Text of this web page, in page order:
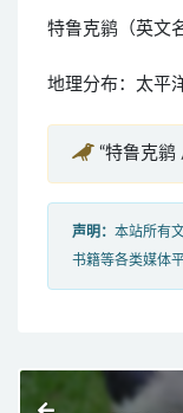
特鲁克鹟（英文
地理分布：太平
“特鲁克鹟
声明： 本站所有
书籍等各类媒体